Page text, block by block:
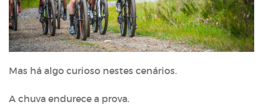
Mas há algo curioso nestes cenários.
A chuva endurece a prova.